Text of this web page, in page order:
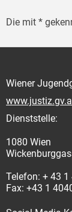
Die mit *
Wiener
Dienststelle:
1080 Wien
Telefon: + 43
Fax: +43 1